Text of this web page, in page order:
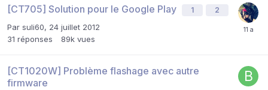
[CT705] Solution pour le Google Play 1 2
Par suli60, 24 juillet 2012
31 réponses 89k vues
[CT1020W] Problème flashage avec autre
firmware